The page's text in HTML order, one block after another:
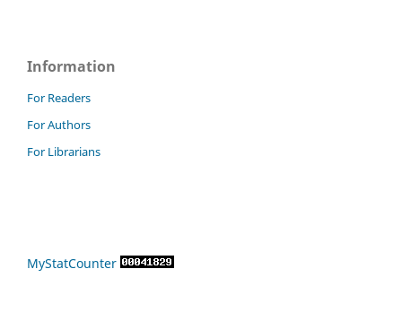
Information
For Readers
For Authors
For Librarians
MyStatCounter